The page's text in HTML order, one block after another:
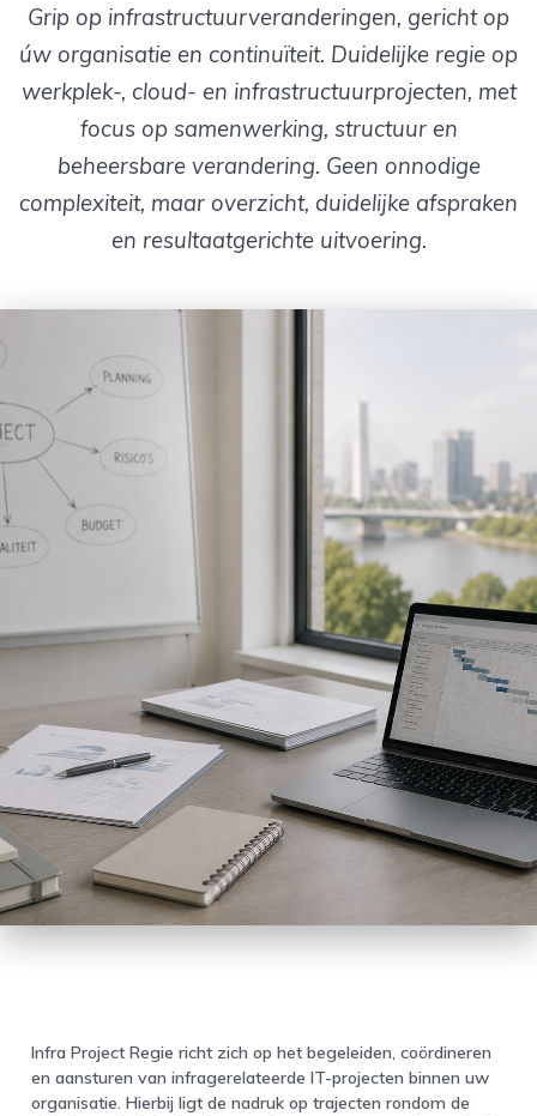
Grip op infrastructuurveranderingen, gericht op
úw organisatie en continuïteit. Duidelijke regie op
werkplek-, cloud- en infrastructuurprojecten, met
focus op samenwerking, structuur en
beheersbare verandering. Geen onnodige
complexiteit, maar overzicht, duidelijke afspraken
en resultaatgerichte uitvoering.
Infra Project Regie richt zich op het begeleiden, coördineren
en aansturen van infragerelateerde IT-projecten binnen uw
organisatie. Hierbij ligt de nadruk op trajecten rondom de